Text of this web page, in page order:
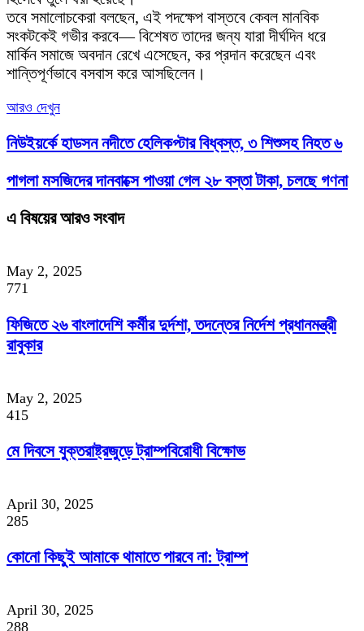
তবে সমালোচকেরা বলছেন, এই পদক্ষেপ বাস্তবে কেবল মানবিক
সংকটকেই গভীর করবে— বিশেষত তাদের জন্য যারা দীর্ঘদিন ধরে
মার্কিন সমাজে অবদান রেখে এসেছেন, কর প্রদান করেছেন এবং
শান্তিপূর্ণভাবে বসবাস করে আসছিলেন।
আরও দেখুন
নিউইয়র্কে হাডসন নদীতে হেলিকপ্টার বিধ্বস্ত, ৩ শিশুসহ নিহত ৬
পাগলা মসজিদের দানবাক্সে পাওয়া গেল ২৮ বস্তা টাকা, চলছে গণনা
এ বিষয়ের আরও সংবাদ
May 2, 2025
771
ফিজিতে ২৬ বাংলাদেশি কর্মীর দুর্দশা, তদন্তের নির্দেশ প্রধানমন্ত্রী
রাবুকার
May 2, 2025
415
মে দিবসে যুক্তরাষ্ট্রজুড়ে ট্রাম্পবিরোধী বিক্ষোভ
April 30, 2025
285
কোনো কিছুই আমাকে থামাতে পারবে না: ট্রাম্প
April 30, 2025
288